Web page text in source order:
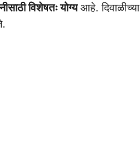
विशेषतः योग्यआहे.